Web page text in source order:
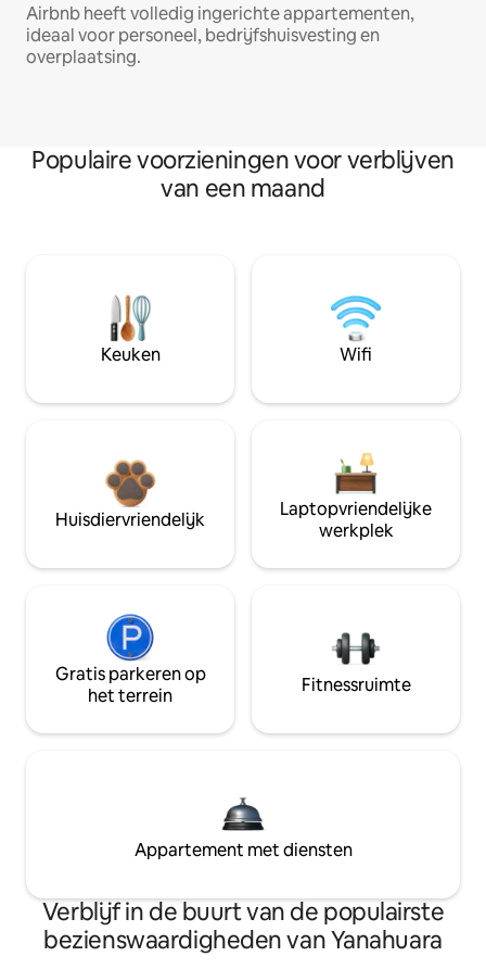
Airbnb heeft volledig ingerichte appartementen,
ideaal voor personeel, bedrijfshuisvesting en
overplaatsing.
Populaire voorzieningen voor verblijven
van een maand
Keuken Wifi
Huisdiervriendelijk
Laptopvriendelijke
werkplek
Gratis parkeren op
het terrein
Fitnessruimte
Appartement met diensten
Verblijf in de buurt van de populairste
bezienswaardigheden van Yanahuara